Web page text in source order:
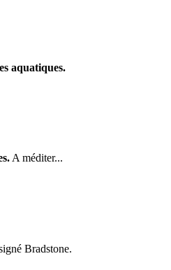
aquatiques.
A méditer...
Bradstone.